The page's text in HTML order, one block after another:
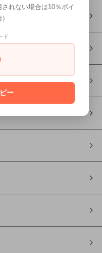
れない場合は10％ポイ
ド
ー